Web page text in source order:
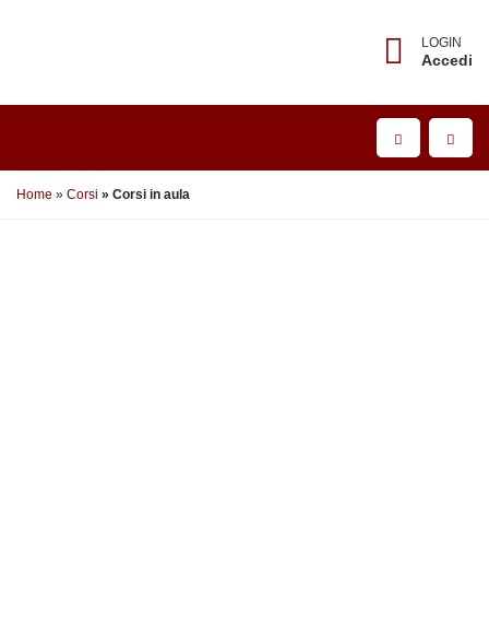
LOGIN
Accedi
Home Corsi Corsi in aula